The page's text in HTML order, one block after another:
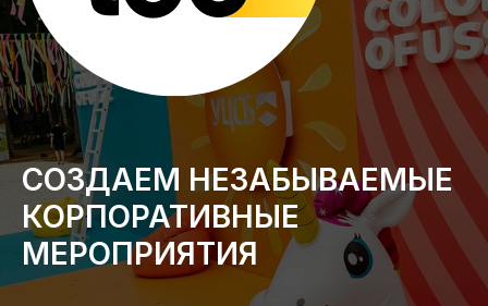
СОЗДАЕМ НЕЗАБЫВАЕМЫЕ
КОРПОРАТИВНЫЕ
МЕРОПРИЯТИЯ